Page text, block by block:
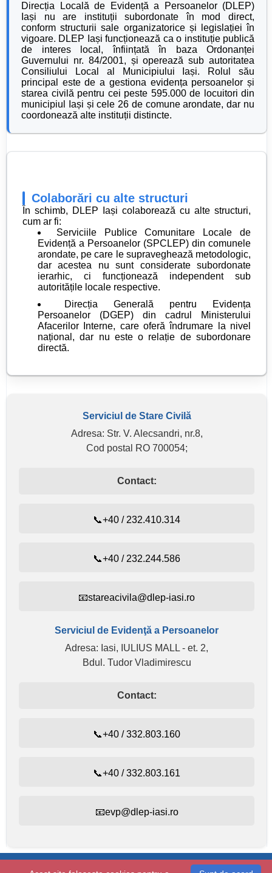
Direcția Locală de Evidență a Persoanelor (DLEP)
Iași nu are instituții subordonate în mod direct,
conform structurii sale organizatorice și legislației în
vigoare. DLEP Iași funcționează ca o instituție publică
de interes local, înființată în baza Ordonanței
Guvernului nr. 84/2001, și operează sub autoritatea
Consiliului Local al Municipiului Iași. Rolul său
principal este de a gestiona evidența persoanelor și
starea civilă pentru cei peste 595.000 de locuitori din
municipiul Iași și cele 26 de comune arondate, dar nu
coordonează alte instituții distincte.
Colaborări cu alte structuri
În schimb, DLEP Iași colaborează cu alte structuri,
cum ar fi:
Serviciile Publice Comunitare Locale de
Evidență a Persoanelor (SPCLEP) din comunele
arondate, pe care le supraveghează metodologic,
dar acestea nu sunt considerate subordonate
ierarhic, ci funcționează independent sub
autoritățile locale respective.
Direcția Generală pentru Evidența
Persoanelor (DGEP) din cadrul Ministerului
Afacerilor Interne, care oferă îndrumare la nivel
național, dar nu este o relație de subordonare
directă.
Serviciul de Stare Civilă
Adresa: Str. V. Alecsandri, nr.8,
Cod postal RO 700054;
Contact:
📞+40 / 232.410.314
📞+40 / 232.244.586
📧stareacivila@dlep-iasi.ro
Serviciul de Evidenţă a Persoanelor
Adresa: Iasi, IULIUS MALL - et. 2,
Bdul. Tudor Vladimirescu
Contact:
📞+40 / 332.803.160
📞+40 / 332.803.161
📧evp@dlep-iasi.ro
+40 / 332.803.160